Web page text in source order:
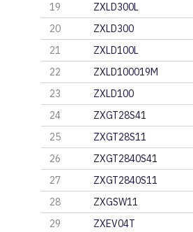
19 ZXLD300L
20 ZXLD300
21 ZXLD100L
22 ZXLD100019M
23 ZXLD100
24 ZXGT28S41
25 ZXGT28S11
26 ZXGT2840S41
27 ZXGT2840S11
28 ZXGSW11
29 ZXEV04T